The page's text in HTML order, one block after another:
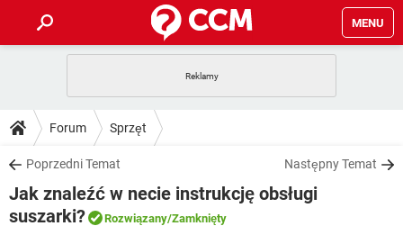
MENU
GRY
SPOTIFY
INSTAGRAM FACEBOOK
WINDOWS 10
PORADY
PlayStation
SPOTIFY
DO POBRANIA
ANDROID TIKTOK
GRY WHATSAPP
Forum Sprzęt
Poprzedni Temat Następny Temat
Jak znaleźć w necie instrukcję obsługi
suszarki?
Rozwiązany/Zamknięty